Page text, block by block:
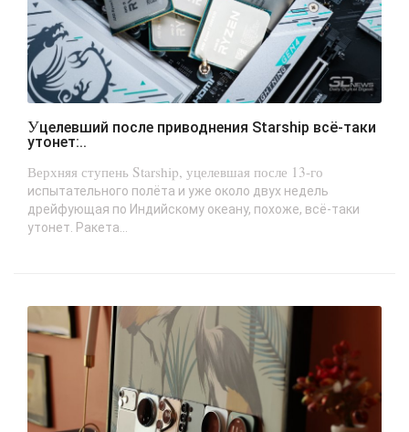
Уцелевший после приводнения Starship всё-таки
утонет:..
Верхняя ступень Starship, уцелевшая после 13-го
испытательного полёта и уже около двух недель
дрейфующая по Индийскому океану, похоже, всё-таки
утонет. Ракета...